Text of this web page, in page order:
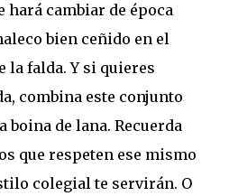
hará cambiar de época
bien ceñido en el
la falda. Y si quieres
combina este conjunto
boina de lana. Recuerda
que respeten ese mismo
colegial te servirán. O